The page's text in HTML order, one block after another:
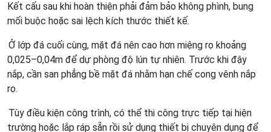
Kết cấu sau khi hoàn thiện phải đảm bảo không phình, bung
mối buộc hoặc sai lệch kích thước thiết kế.
Ở lớp đá cuối cùng, mặt đá nên cao hơn miệng rọ khoảng
0,025–0,04m để dự phòng độ lún tự nhiên. Trước khi đậy
nắp, cần san phẳng bề mặt đá nhằm hạn chế cong vênh nắp
rọ.
Tùy điều kiện công trình, có thể thi công trực tiếp tại hiện
trường hoặc lắp ráp sẵn rồi sử dụng thiết bị chuyên dụng để